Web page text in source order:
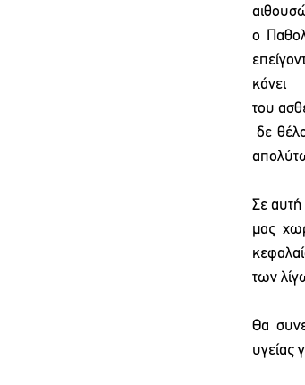
ο
του
δε
Σε αυτή
μας
των
Θα
υγείας